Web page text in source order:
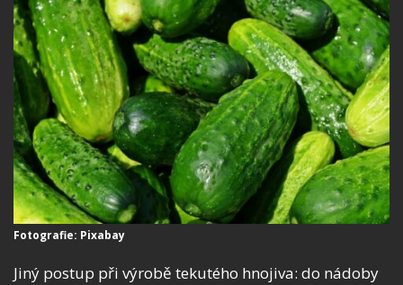
Fotografie: Pixabay
Jiný postup při výrobě tekutého hnojiva: do nádoby